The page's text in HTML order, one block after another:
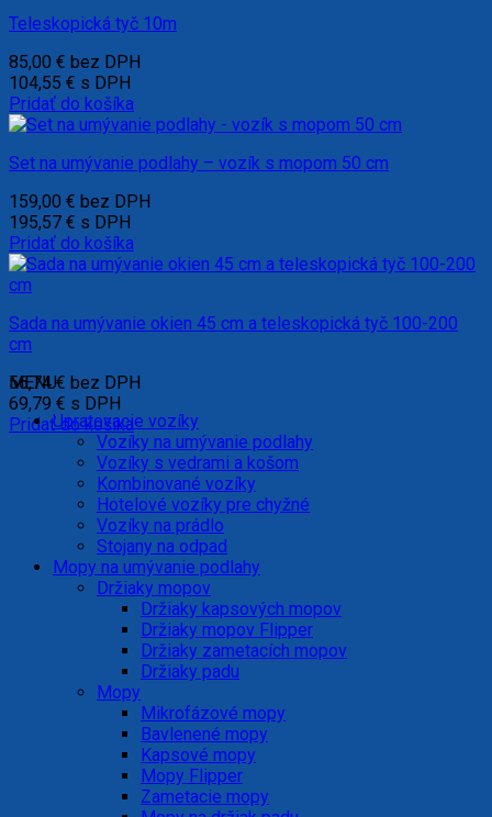
Teleskopická tyč 10m
85,00 € bez DPH
104,55 € s DPH
Pridať do košíka
Set na umývanie podlahy – vozík s mopom 50 cm
159,00 € bez DPH
195,57 € s DPH
Pridať do košíka
Sada na umývanie okien 45 cm a teleskopická tyč 100-200
cm
56,74€ bez DPH
69,79 € s DPH
Pridať do košíka
MENU
Upratovacie vozíky
Vozíky na umývanie podlahy
Vozíky s vedrami a košom
Kombinované vozíky
Hotelové vozíky pre chyžné
Vozíky na prádlo
Stojany na odpad
Mopy na umývanie podlahy
Držiaky mopov
Držiaky kapsových mopov
Držiaky mopov Flipper
Držiaky zametacích mopov
Držiaky padu
Mopy
Mikrofázové mopy
Bavlenené mopy
Kapsové mopy
Mopy Flipper
Zametacie mopy